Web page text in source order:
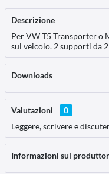
Descrizione
Per VW T5 Transporter o
sul veicolo. 2 supporti da
Downloads
Valutazioni
0
Leggere, scrivere e
Informazioni sul